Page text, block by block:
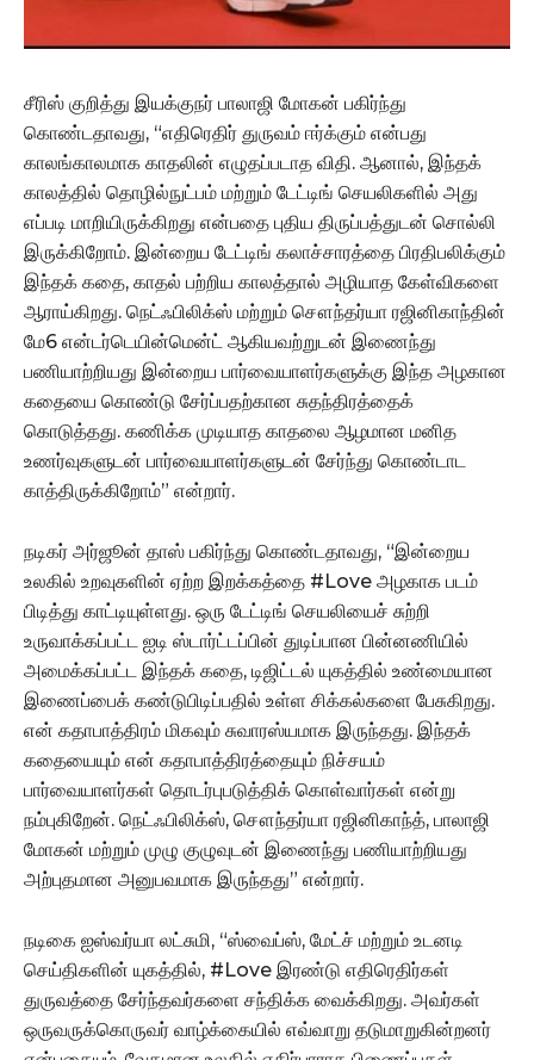
சீரிஸ் குறித்து இயக்குநர் பாலாஜி மோகன் பகிர்ந்து
கொண்டதாவது, “எதிரெதிர் துருவம் ஈர்க்கும் என்பது
காலங்காலமாக காதலின் எழுதப்படாத விதி. ஆனால், இந்தக்
காலத்தில் தொழில்நுட்பம் மற்றும் டேட்டிங் செயலிகளில் அது
எப்படி மாறியிருக்கிறது என்பதை புதிய திருப்பத்துடன் சொல்லி
இருக்கிறோம். இன்றைய டேட்டிங் கலாச்சாரத்தை பிரதிபலிக்கும்
இந்தக் கதை, காதல் பற்றிய காலத்தால் அழியாத கேள்விகளை
ஆராய்கிறது. நெட்ஃபிலிக்ஸ் மற்றும் சௌந்தர்யா ரஜினிகாந்தின்
மே6 என்டர்டெயின்மென்ட் ஆகியவற்றுடன் இணைந்து
பணியாற்றியது இன்றைய பார்வையாளர்களுக்கு இந்த அழகான
கதையை கொண்டு சேர்ப்பதற்கான சுதந்திரத்தைக்
கொடுத்தது. கணிக்க முடியாத காதலை ஆழமான மனித
உணர்வுகளுடன் பார்வையாளர்களுடன் சேர்ந்து கொண்டாட
காத்திருக்கிறோம்” என்றார்.
நடிகர் அர்ஜூன் தாஸ் பகிர்ந்து கொண்டதாவது, “இன்றைய
உலகில் உறவுகளின் ஏற்ற இறக்கத்தை #Love அழகாக படம்
பிடித்து காட்டியுள்ளது. ஒரு டேட்டிங் செயலியைச் சுற்றி
உருவாக்கப்பட்ட ஐடி ஸ்டார்ட்டப்பின் துடிப்பான பின்னணியில்
அமைக்கப்பட்ட இந்தக் கதை, டிஜிட்டல் யுகத்தில் உண்மையான
இணைப்பைக் கண்டுபிடிப்பதில் உள்ள சிக்கல்களை பேசுகிறது.
என் கதாபாத்திரம் மிகவும் சுவாரஸ்யமாக இருந்தது. இந்தக்
கதையையும் என் கதாபாத்திரத்தையும் நிச்சயம்
பார்வையாளர்கள் தொடர்புபடுத்திக் கொள்வார்கள் என்று
நம்புகிறேன். நெட்ஃபிலிக்ஸ், சௌந்தர்யா ரஜினிகாந்த், பாலாஜி
மோகன் மற்றும் முழு குழுவுடன் இணைந்து பணியாற்றியது
அற்புதமான அனுபவமாக இருந்தது” என்றார்.
நடிகை ஐஸ்வர்யா லட்சுமி, “ஸ்வைப்ஸ், மேட்ச் மற்றும் உடனடி
செய்திகளின் யுகத்தில், #Love இரண்டு எதிரெதிர்கள்
துருவத்தை சேர்ந்தவர்களை சந்திக்க வைக்கிறது. அவர்கள்
ஒருவருக்கொருவர் வாழ்க்கையில் எவ்வாறு தடுமாறுகின்றனர்